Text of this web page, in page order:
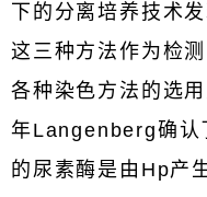
下的分离培养技术
这三种方法作为检
各种染色方法的选
年Langenberg确认
的尿素酶是由Hp产